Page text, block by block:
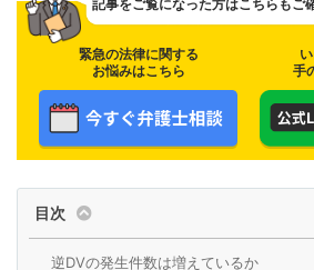
記事をご覧になった方はこちらもご
緊急の法律に関する
お悩みはこちら
手
目次
逆DVの発生件数は増えているか